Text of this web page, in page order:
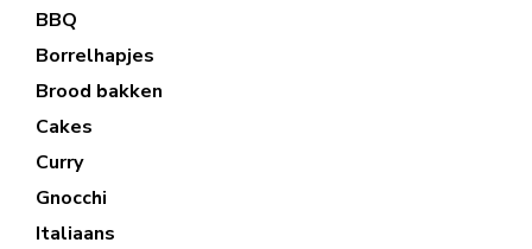
BBQ
Borrelhapjes
Brood bakken
Cakes
Curry
Gnocchi
Italiaans